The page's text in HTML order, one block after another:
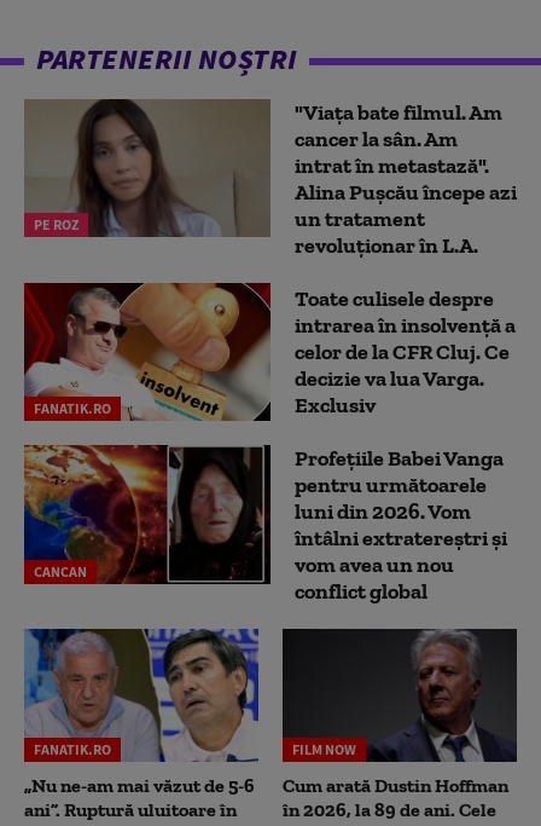
PARTENERII NOȘTRI
PE ROZ
"Viața bate filmul. Am
cancer la sân. Am
intrat în metastază".
Alina Pușcău începe azi
un tratament
revoluționar în L.A.
FANATIK.RO
Toate culisele despre
intrarea în insolvență a
celor de la CFR Cluj. Ce
decizie va lua Varga.
Exclusiv
CANCAN
Profețiile Babei Vanga
pentru următoarele
luni din 2026. Vom
întâlni extratereștri și
vom avea un nou
conflict global
FANATIK.RO
„Nu ne-am mai văzut de 5-6
ani”. Ruptură uluitoare în
FILM NOW
Cum arată Dustin Hoffman
în 2026, la 89 de ani. Cele